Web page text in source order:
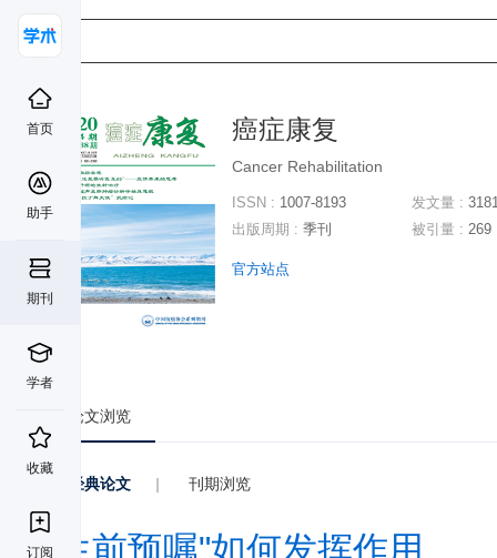
首页
助手
期刊
学者
收藏
订阅
癌症康复
Cancer Rehabilitation
ISSN : 1007-8193
出版周期 : 季刊
发文量 :
被引量 : 269
官方站点
论文浏览
经典论文 | 刊期浏览
"生前预嘱"如何发挥作用